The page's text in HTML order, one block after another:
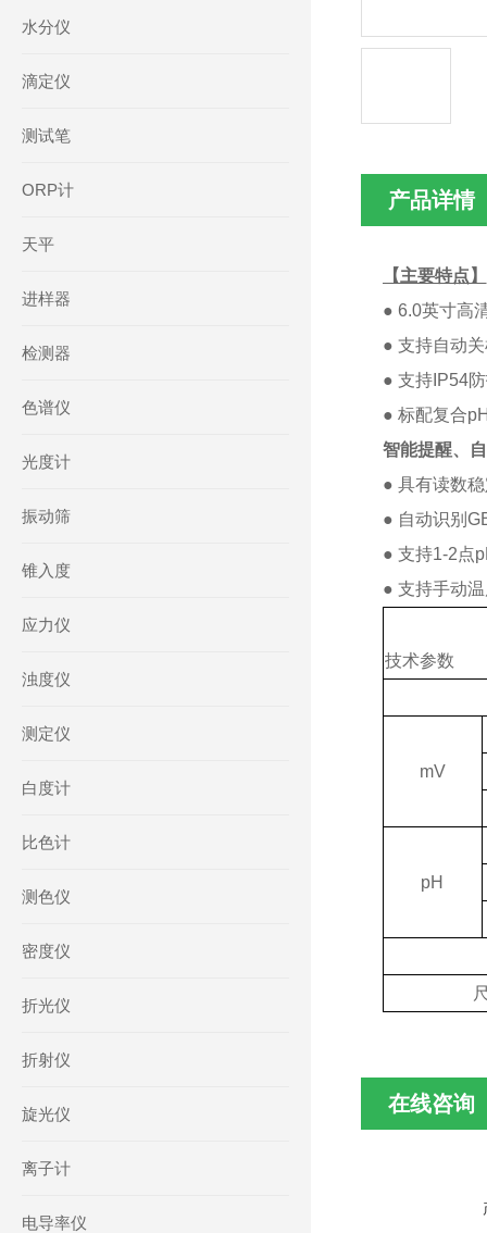
水分仪
滴定仪
测试笔
ORP计
天平
进样器
检测器
色谱仪
光度计
振动筛
锥入度
应力仪
浊度仪
测定仪
白度计
比色计
测色仪
密度仪
折光仪
折射仪
旋光仪
离子计
电导率仪
产品详情
【主要特点】
● 6.0英寸高
● 支持自动
● 支持IP54
● 标配复合
智能提醒、
● 具有读数
● 自动识别
● 支持1-2点
● 支持手动
技术参数
mV
pH
在线咨询